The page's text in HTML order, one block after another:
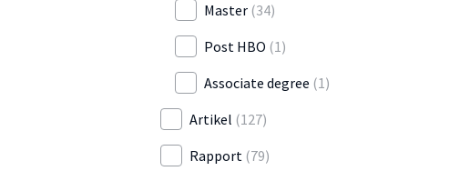
Master (34)
Post HBO (1)
Associate degree (1)
Artikel (127)
Rapport (79)